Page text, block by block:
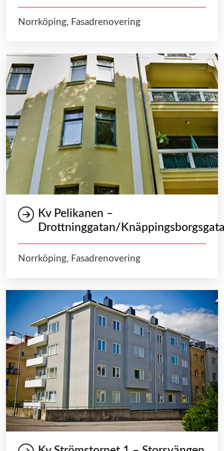
Norrköping, Fasadrenovering
Kv Pelikanen –
Drottninggatan/
Norrköping, Fasadrenovering